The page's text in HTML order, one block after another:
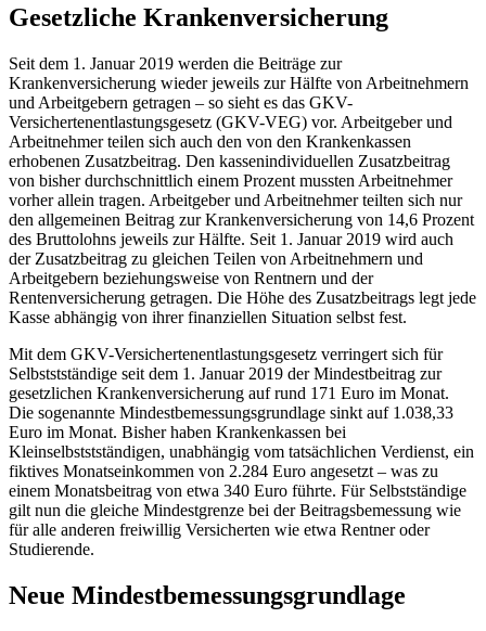
Gesetzliche Krankenversicherung
Seit dem 1. Januar 2019 werden die Beiträge zur
Krankenversicherung wieder jeweils zur Hälfte von Arbeitnehmern
und Arbeitgebern getragen – so sieht es das GKV-
Versichertenentlastungsgesetz (GKV-VEG) vor. Arbeitgeber und
Arbeitnehmer teilen sich auch den von den Krankenkassen
erhobenen Zusatzbeitrag. Den kassenindividuellen Zusatzbeitrag
von bisher durchschnittlich einem Prozent mussten Arbeitnehmer
vorher allein tragen. Arbeitgeber und Arbeitnehmer teilten sich nur
den allgemeinen Beitrag zur Krankenversicherung von 14,6 Prozent
des Bruttolohns jeweils zur Hälfte. Seit 1. Januar 2019 wird auch
der Zusatzbeitrag zu gleichen Teilen von Arbeitnehmern und
Arbeitgebern beziehungsweise von Rentnern und der
Rentenversicherung getragen. Die Höhe des Zusatzbeitrags legt jede
Kasse abhängig von ihrer finanziellen Situation selbst fest.
Mit dem GKV-Versichertenentlastungsgesetz verringert sich für
Selbststständige seit dem 1. Januar 2019 der Mindestbeitrag zur
gesetzlichen Krankenversicherung auf rund 171 Euro im Monat.
Die sogenannte Mindestbemessungsgrundlage sinkt auf 1.038,33
Euro im Monat. Bisher haben Krankenkassen bei
Kleinselbststständigen, unabhängig vom tatsächlichen Verdienst, ein
fiktives Monatseinkommen von 2.284 Euro angesetzt – was zu
einem Monatsbeitrag von etwa 340 Euro führte. Für Selbstständige
gilt nun die gleiche Mindestgrenze bei der Beitragsbemessung wie
für alle anderen freiwillig Versicherten wie etwa Rentner oder
Studierende.
Neue Mindestbemessungsgrundlage